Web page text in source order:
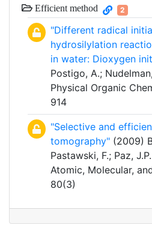
Efficient method 2
"Different radical
hydrosilylation
in water: Dioxygen
Postigo, A.;
Physical Organic
914
"Selective and
tomography" (2009)
Pastawski, F.; Paz,
Atomic, Molecular,
80(3)